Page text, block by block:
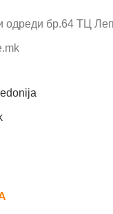
одреди бр.64 ТЦ